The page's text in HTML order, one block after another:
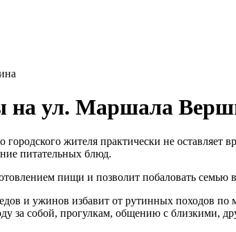
на ул. Маршала
городского жителя практически не
питательных блюд.
пищи и позволит побаловать
и ужинов избавит от рутинных походов
за собой, прогулкам, общению с близкими,